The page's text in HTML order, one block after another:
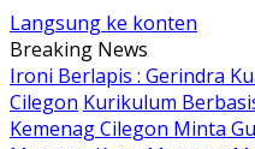
Langsung ke konten
Breaking News
Ironi Berlapis : Gerindra
Cilegon Kurikulum
Kemenag Cilegon Minta